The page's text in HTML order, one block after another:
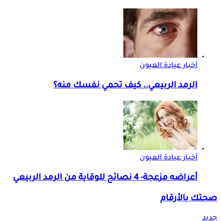
أخبار عيادة العيون
الرمد الربيعي.. كيف تحمي نفسك منه؟
أخبار عيادة العيون
أعراضه مزعجة- 4 نصائح للوقاية من الرمد الربيعي
صحتك بالأرقام
جديد